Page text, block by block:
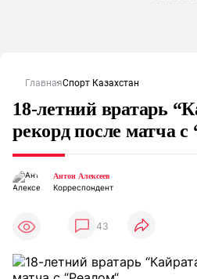
ГлавнаяСпорт Казахстан
18-летний вратарь
рекорд после матча с
Антон Алексеев
Корреспондент
43